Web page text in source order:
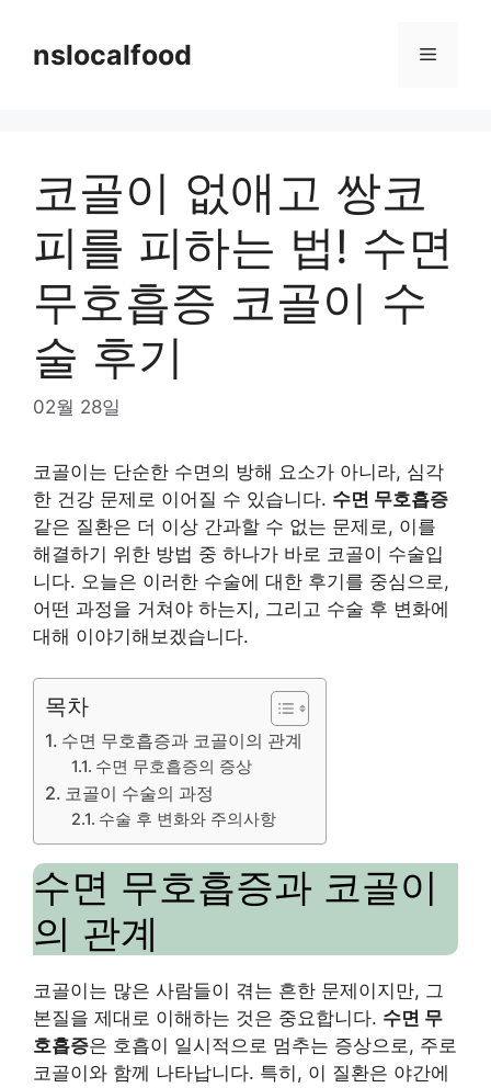
contentnslocalfood Menu
코골이 없애고 쌍코
피를 피하는 법! 수면
무호흡증 코골이 수
술 후기
02월 28일
코골이는 단순한 수면의 방해 요소가 아니라, 심각
한 건강 문제로 이어질 수 있습니다. 수면 무호흡증
같은 질환은 더 이상 간과할 수 없는 문제로, 이를
해결하기 위한 방법 중 하나가 바로 코골이 수술입
니다. 오늘은 이러한 수술에 대한 후기를 중심으로,
어떤 과정을 거쳐야 하는지, 그리고 수술 후 변화에
대해 이야기해보겠습니다.
목차
수면 무호흡증과 코골이의 관계
수면 무호흡증의 증상
코골이 수술의 과정
수술 후 변화와 주의사항
수면 무호흡증과 코골이
의 관계
코골이는 많은 사람들이 겪는 흔한 문제이지만, 그
본질을 제대로 이해하는 것은 중요합니다. 수면 무
호흡증은 호흡이 일시적으로 멈추는 증상으로, 주로
코골이와 함께 나타납니다. 특히, 이 질환은 야간에